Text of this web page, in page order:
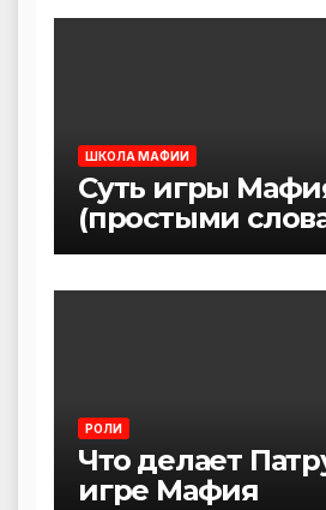
ШКОЛА МАФИИ
Суть игры
(простыми
РОЛИ
Что делает
игре Мафия